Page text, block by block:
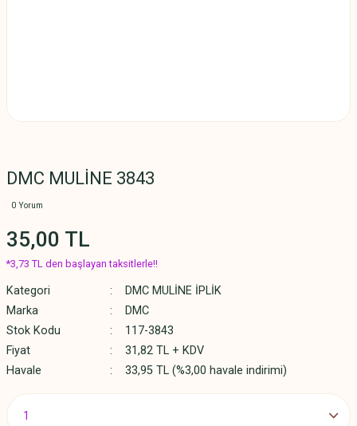
DMC MULİNE 3843
0 Yorum
35,00 TL
*3,73 TL den başlayan taksitlerle!!
Kategori
DMC MULİNE İPLİK
Marka
DMC
Stok Kodu
117-3843
Fiyat
31,82 TL + KDV
Havale
33,95 TL (%3,00 havale indirimi)